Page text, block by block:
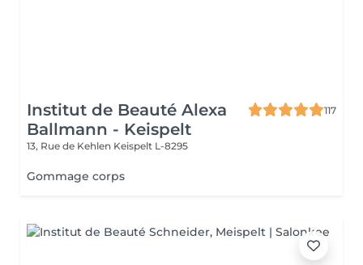
Institut de Beauté Alexa
Ballmann - Keispelt
117
13, Rue de Kehlen Keispelt L-8295
Gommage corps